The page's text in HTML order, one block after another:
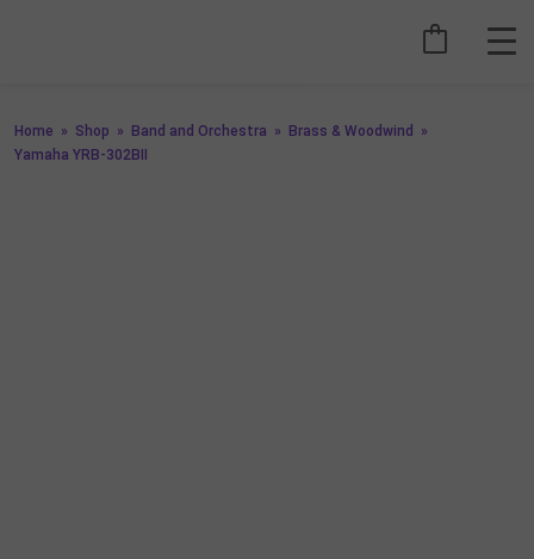
Home » Shop » Band and Orchestra » Brass & Woodwind
»
Yamaha YRB-302BII